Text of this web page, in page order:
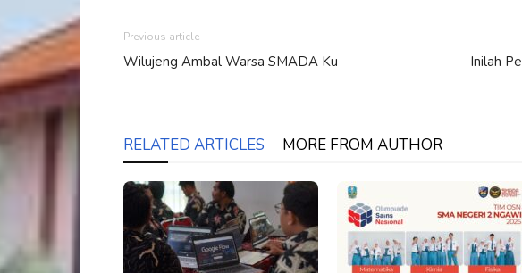
Previous article
Wilujeng Ambal Warsa SMADA Ku
Inilah
RELATED ARTICLES MORE FROM AUTHOR